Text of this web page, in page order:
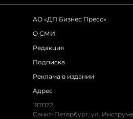
АО «ДП Бизнес Пресс»
О СМИ
Редакция
Подписка
Реклама в издании
Адрес
197022,
Санкт-Петербург, ул.